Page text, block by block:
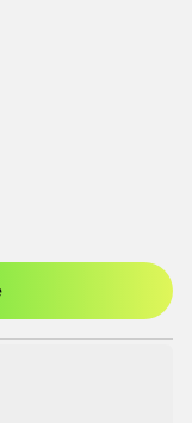
dig som medlem